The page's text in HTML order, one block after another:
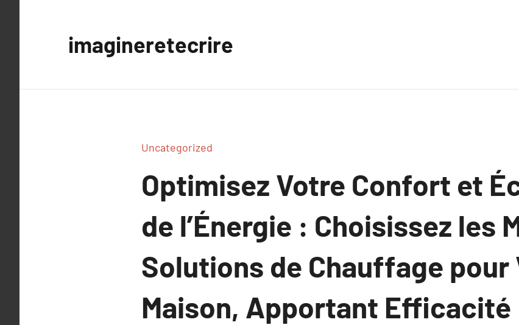
imagineretecrire
Uncategorized
Optimisez Votre Confort et
de l’Énergie : Choisissez les
Solutions de Chauffage pour
Maison, Apportant Efficacité